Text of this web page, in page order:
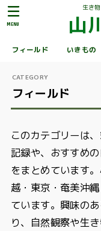
生き
山
フィールド いきもの
MENU
フィールド
このカテゴリーは
記録や、おすすめ
をまとめています
越・東京・奄美沖
ています。興味の
り、自然観察や生